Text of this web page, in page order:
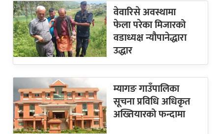
वेवारिसे अवस्थामा
फेला परेका मिजारको
वडाध्यक्ष न्यौपानेद्धारा
उद्धार
म्यागङ गाउँपालिका
सूचना प्रविधि अधिकृत
अख्तियारको फन्दामा